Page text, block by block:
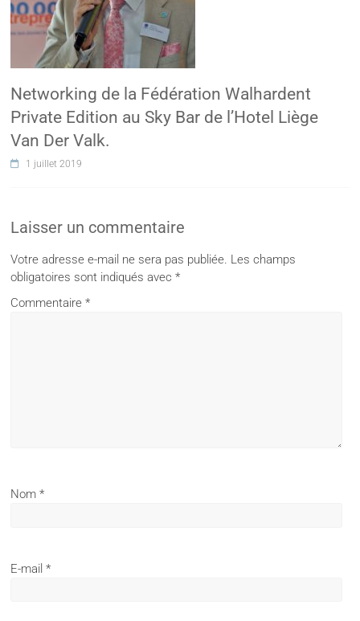
Networking de la Fédération Walhardent
Private Edition au Sky Bar de l’Hotel Liège
Van Der Valk.
1 juillet 2019
Laisser un commentaire
Votre adresse e-mail ne sera pas publiée. Les champs
obligatoires sont indiqués avec*
Commentaire*
Nom*
E-mail*